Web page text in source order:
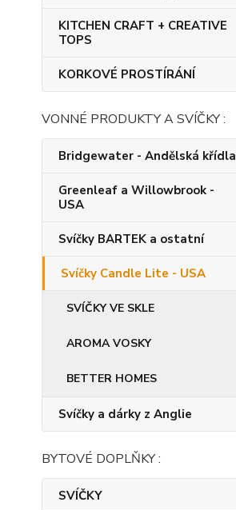
KITCHEN CRAFT + CREATIVE
TOPS
KORKOVÉ PROSTÍRÁNÍ
VONNÉ PRODUKTY A SVÍČKY :
Bridgewater - Andělská křídla
Greenleaf a Willowbrook -
USA
Svíčky BARTEK a ostatní
Svíčky Candle Lite - USA
SVÍČKY VE SKLE
AROMA VOSKY
BETTER HOMES
Svíčky a dárky z Anglie
BYTOVÉ DOPLŇKY :
SVÍČKY